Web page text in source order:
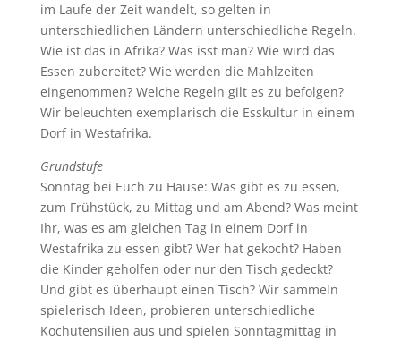
im Laufe der Zeit wandelt, so gelten in
unterschiedlichen Ländern unterschiedliche Regeln.
Wie ist das in Afrika? Was isst man? Wie wird das
Essen zubereitet? Wie werden die Mahlzeiten
eingenommen? Welche Regeln gilt es zu befolgen?
Wir beleuchten exemplarisch die Esskultur in einem
Dorf in Westafrika.
Grundstufe
Sonntag bei Euch zu Hause: Was gibt es zu essen,
zum Frühstück, zu Mittag und am Abend? Was meint
Ihr, was es am gleichen Tag in einem Dorf in
Westafrika zu essen gibt? Wer hat gekocht? Haben
die Kinder geholfen oder nur den Tisch gedeckt?
Und gibt es überhaupt einen Tisch? Wir sammeln
spielerisch Ideen, probieren unterschiedliche
Kochutensilien aus und spielen Sonntagmittag in